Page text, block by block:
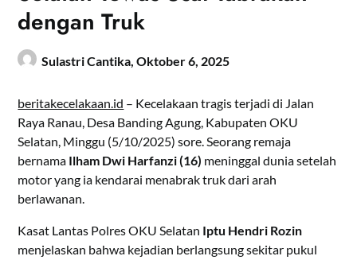
dengan Truk
Sulastri Cantika,Oktober 6, 2025
beritakecelakaan.id – Kecelakaan tragis terjadi di Jalan
Raya Ranau, Desa Banding Agung, Kabupaten OKU
Selatan, Minggu (5/10/2025) sore. Seorang remaja
bernama Ilham Dwi Harfanzi (16) meninggal dunia setelah
motor yang ia kendarai menabrak truk dari arah
berlawanan.
Kasat Lantas Polres OKU Selatan Iptu Hendri Rozin
menjelaskan bahwa kejadian berlangsung sekitar pukul